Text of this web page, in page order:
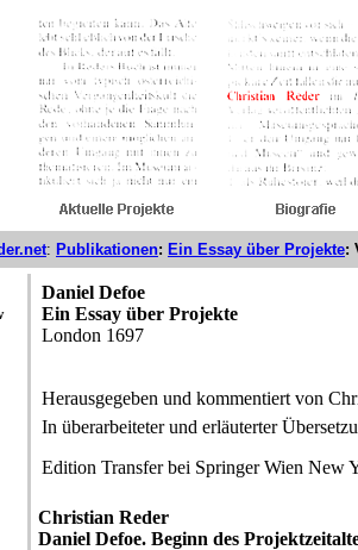
: Publikationen: Ein Essay über Projekte:
Daniel Defoe
Ein Essay über Projekte
London 1697
Herausgegeben und kommentiert von
In überarbeiteter und erläuterter
Edition Transfer bei Springer Wien New
Christian Reder
Daniel Defoe. Beginn des